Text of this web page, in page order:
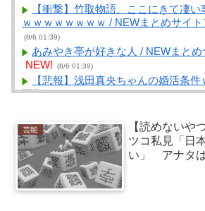
【衝撃】竹取物語、ここにきて凄
ｗｗｗｗｗｗｗｗ / NEWまとめサイト
(8/6 01:39)
あみやき亭が好きな人 / NEWまとめ
NEW!
(8/6 01:39)
【悲報】浅田真央ちゃんの婚活条
画像あり) / NEWまとめサイトアン
ウォシュレットって母親から「汚い
生で一度も使ってなかった… / VIP・ネ
ル – New World Antenna
NEW! (8/6 01:27)
宿題の進み確認したりがなければ夏
でいられるのになぁ / まとめるZ
【R-18】やる夫のハーレム大王国【
芸能
【読めないや
ツコ私見「日
い」 アナタ